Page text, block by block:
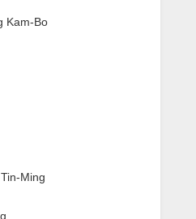
Kam-Bo
Ming